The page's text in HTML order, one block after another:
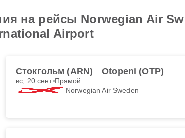
на рейсы Norwegian Air
Airport
Стокгольм (ARN) Otopeni (OTP)
вс, 20 сент. Прямой
Norwegian Air Sweden